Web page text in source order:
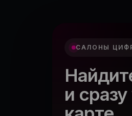
САЛОНЫ
и